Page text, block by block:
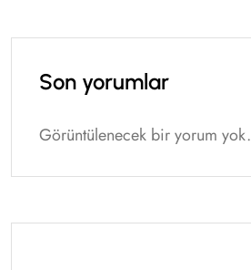
Son yorumlar
Görüntülenecek bir yorum yok.